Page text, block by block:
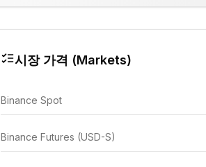
시장 가격 (Markets)
Binance Spot
Binance Futures (USD-S)